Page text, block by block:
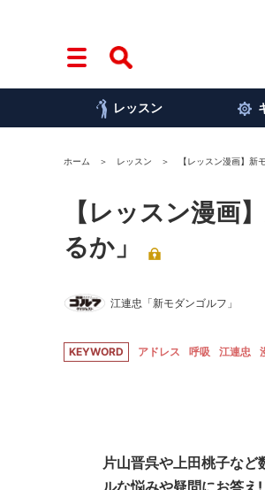
レッスン
ホーム レッスン 【レッスン漫画】新
【レッスン漫画
るか」
江連忠「新モダンゴルフ」
KEYWORD アドレス 呼吸 江連忠
片山晋呉や上田桃子な
ルな悩みや疑問にお答え!